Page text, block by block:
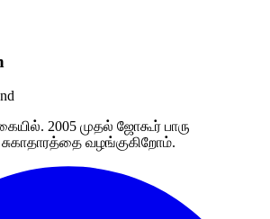
2005 முதல் ஜோகூர் பாரு
வழங்குகிறோம்.